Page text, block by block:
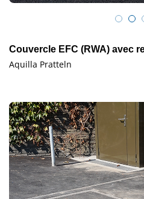
Couvercle EFC (RWA) avec
Aquilla Pratteln